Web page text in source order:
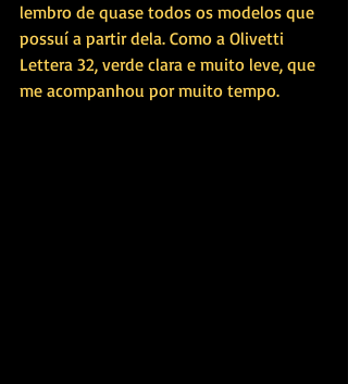
lembro de quase todos os modelos que
possuí a partir dela. Como a Olivetti
Lettera 32, verde clara e muito leve, que
me acompanhou por muito tempo.